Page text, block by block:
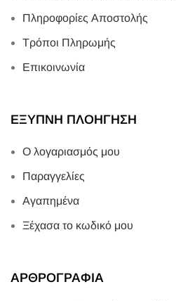
Πληροφορίες Αποστολής
Τρόποι Πληρωμής
Επικοινωνία
ΕΞΥΠΝΗ ΠΛΟΗΓΗΣΗ
Ο λογαριασμός μου
Παραγγελίες
Αγαπημένα
Ξέχασα το κωδικό μου
ΑΡΘΡΟΓΡΑΦΙΑ